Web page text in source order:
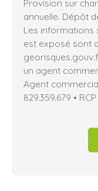
Provision sur
annuelle. Dépôt
Les informations
est exposé sont
un agent
Agent
829.359.679 •